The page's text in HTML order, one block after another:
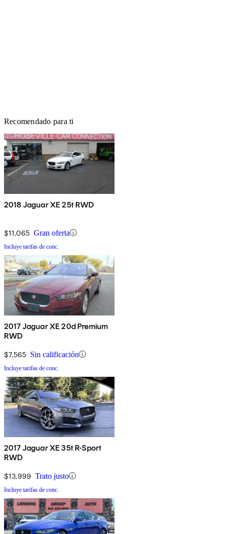
Recomendado para ti
2018 Jaguar XE 25t RWD
$11,065 Gran oferta
Incluye tarifas de conc.
2017 Jaguar XE 20d Premium
RWD
$7,565 Sin calificación
Incluye tarifas de conc.
2017 Jaguar XE 35t R-Sport
RWD
$13,999 Trato justo
Incluye tarifas de conc.